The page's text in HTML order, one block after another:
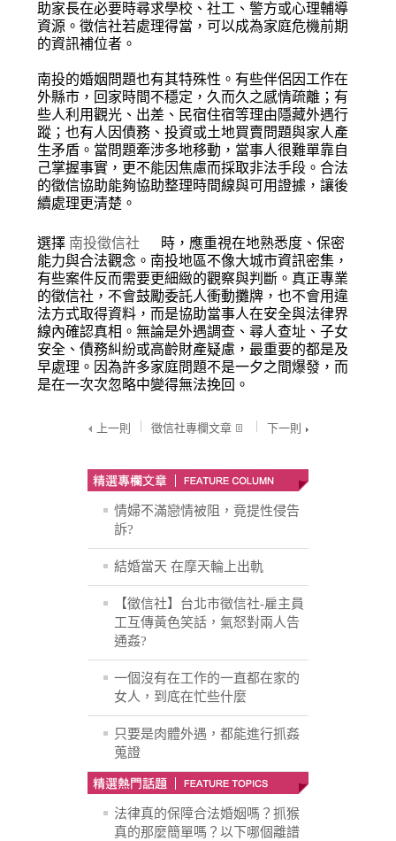
助家長在必要時尋求學校、社工、警方或心理輔導
資源。徵信社若處理得當，可以成為家庭危機前期
的資訊補位者。
南投的婚姻問題也有其特殊性。有些伴侶因工作在
外縣市，回家時間不穩定，久而久之感情疏離；有
些人利用觀光、出差、民宿住宿等理由隱藏外遇行
蹤；也有人因債務、投資或土地買賣問題與家人產
生矛盾。當問題牽涉多地移動，當事人很難單靠自
己掌握事實，更不能因焦慮而採取非法手段。合法
的徵信協助能夠協助整理時間線與可用證據，讓後
續處理更清楚。
選擇 南投徵信社
時，應重視在地熟悉度、保密
能力與合法觀念。南投地區不像大城市資訊密集，
有些案件反而需要更細緻的觀察與判斷。真正專業
的徵信社，不會鼓勵委託人衝動攤牌，也不會用違
法方式取得資料，而是協助當事人在安全與法律界
線內確認真相。無論是外遇調查、尋人查址、子女
安全、債務糾紛或高齡財產疑慮，最重要的都是及
早處理。因為許多家庭問題不是一夕之間爆發，而
是在一次次忽略中變得無法挽回。
上一則 徵信社專欄文章 下一則
情婦不滿戀情被阻，竟提性侵告
訴?
結婚當天 在摩天輪上出軌
【徵信社】台北市徵信社-雇主員
工互傳黃色笑話，氣怒對兩人告
通姦?
一個沒有在工作的一直都在家的
女人，到底在忙些什麼
只要是肉體外遇，都能進行抓姦
蒐證
法律真的保障合法婚姻嗎？抓猴
真的那麼簡單嗎？以下哪個離譜